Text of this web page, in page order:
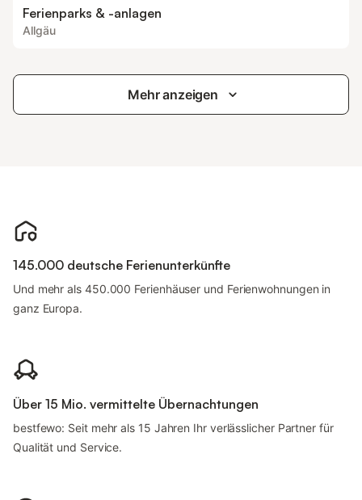
Ferienparks & -anlagen
Allgäu
Mehr anzeigen
145.000 deutsche Ferienunterkünfte
Und mehr als 450.000 Ferienhäuser und Ferienwohnungen in
ganz Europa.
Über 15 Mio. vermittelte Übernachtungen
bestfewo: Seit mehr als 15 Jahren Ihr verlässlicher Partner für
Qualität und Service.